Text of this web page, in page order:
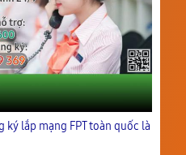
ký lắp mạng FPT toàn quốc là